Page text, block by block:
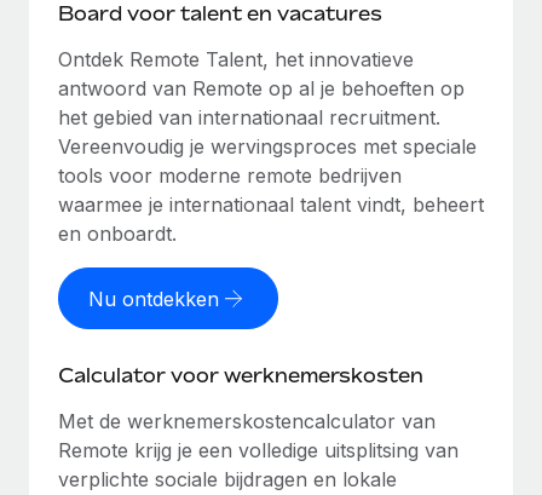
Board voor talent en vacatures
Ontdek Remote Talent, het innovatieve
antwoord van Remote op al je behoeften op
het gebied van internationaal recruitment.
Vereenvoudig je wervingsproces met speciale
tools voor moderne remote bedrijven
waarmee je internationaal talent vindt, beheert
en onboardt.
Nu ontdekken
Calculator voor werknemerskosten
Met de werknemerskostencalculator van
Remote krijg je een volledige uitsplitsing van
verplichte sociale bijdragen en lokale